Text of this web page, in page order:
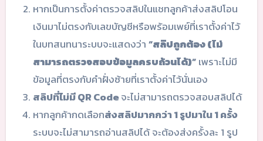
หากเป็นการตั้งค่าตรวจสลิปในแชทลูกค้าส่งสลิปโอน
เงินมาไม่ตรงกับเลขบัญชีหรือพร้อมเพย์ที่เราตั้งค่าไว้
ในบทสนทนาระบบจะแสดงว่า“สลิปถูกต้อง (ไม่
สามารถตรวจสอบข้อมูลครบถ้วนได้)”เพราะไม่มี
ข้อมูลที่ตรงกับคำฝั่งซ้ายที่เราตั้งค่าไว้นั่นเอง
สลิปที่ไม่มี QR Codeจะไม่สามารถตรวจสอบสลิปได้
หากลูกค้ากดเลือกส่งสลิปมากกว่า 1 รูปมาใน 1 ครั้ง
ระบบจะไม่สามารถอ่านสลิปได้ จะต้องส่งครั้งละ 1 รูป